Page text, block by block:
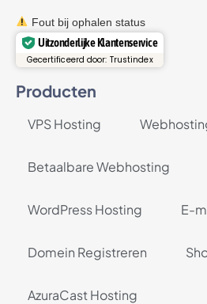
Fout bij ophalen status
Uitzonderlijke Klantenservice
Gecertificeerd door: Trustindex
Producten
VPS Hosting
Betaalbare Webhosting
WordPress Hosting E-
Domein Registreren
AzuraCast Hosting